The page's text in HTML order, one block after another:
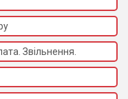
Звільнення.